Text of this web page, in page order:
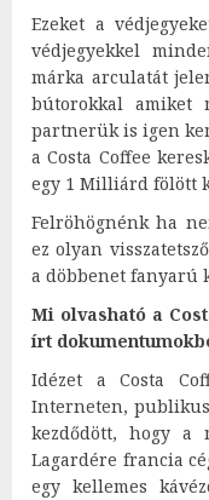
Ezeket a
védjegyekkel
márka arculatát
bútorokkal amiket
partnerük is igen
a Costa Coffee
egy 1 Milliárd fölött
Felröhögnénk ha
ez olyan
a döbbenet fanyarú
Mi olvasható a
írt
Idézet a Costa
Interneten,
kezdődött, hogy a
Lagardére francia
egy kellemes